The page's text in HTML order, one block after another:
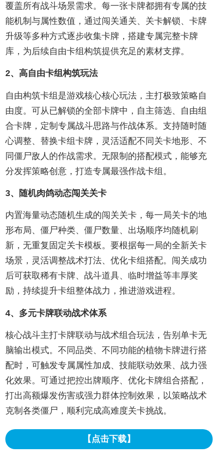
覆盖所有战斗场景需求。每一张卡牌都拥有专属的技
能机制与属性数值，通过闯关通关、关卡解锁、卡牌
升级等多种方式逐步收集卡牌，搭建专属完整卡牌
库，为后续自由卡组构筑提供充足的素材支撑。
2、高自由卡组构筑玩法
自由构筑卡组是游戏核心核心玩法，主打极致策略自
由度。可从已解锁的全部卡牌中，自主筛选、自由组
合卡牌，定制专属战斗思路与作战体系。支持随时随
心调整、替换卡组卡牌，灵活适配不同关卡地形、不
同僵尸敌人的作战需求。无限制的搭配模式，能够充
分发挥策略创意，打造专属最强作战卡组。
3、随机肉鸽动态闯关关卡
内置海量动态随机生成的闯关关卡，每一局关卡的地
形布局、僵尸种类、僵尸数量、出场顺序均随机刷
新，无重复固定关卡模板。要根据每一局的全新关卡
场景，灵活调整战术打法、优化卡组搭配。闯关成功
后可获取稀有卡牌、战斗道具、临时增益等丰厚奖
励，持续提升卡组整体战力，推进游戏进程。
4、多元卡牌联动战术体系
核心战斗主打卡牌联动与战术组合玩法，告别单卡无
脑输出模式。不同品类、不同功能的植物卡牌进行搭
配时，可触发专属属性加成、技能联动效果、战力强
化效果。可通过把控出牌顺序、优化卡牌组合搭配，
打出高额爆发伤害或强力群体控制效果，以策略战术
克制各类僵尸，顺利完成高难度关卡挑战。
【点击下载】